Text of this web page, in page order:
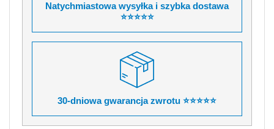
Natychmiastowa wysyłka i szybka dostawa
⭐⭐⭐⭐⭐
30-dniowa gwarancja zwrotu ⭐⭐⭐⭐⭐